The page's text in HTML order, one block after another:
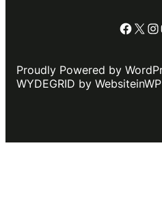
X
Proudly Powered by
WYDEGRID by WebsiteinWP